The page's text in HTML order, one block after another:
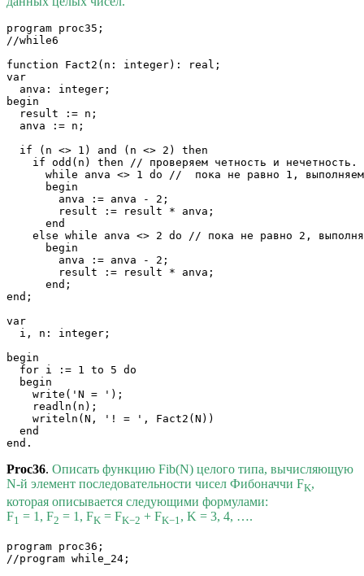
program proc35;
//while6
function Fact2(n: integer): real;
var
  anva: integer;
begin
  result := n;
  anva := n;
  if (n <> 1) and (n <> 2) then
if odd(n) then // проверяем четность и
while anva <> 1 do //  пока не равно 1,
      begin
        anva := anva - 2;
        result := result * anva;
      end
else while anva <> 2 do // пока не равно 2,
      begin
        anva := anva - 2;
        result := result * anva;
      end;
end;
var
  i, n: integer;
begin
  for i := 1 to 5 do
  begin
    write('N = ');
    readln(n);
    writeln(N, '! = ', Fact2(N))
  end
Proc36. Описать функцию Fib(N) целого типа, вычисляющую
N-й элемент последовательности чисел Фибоначчи FK,
которая описывается следующими формулами:
F1 = 1, F2 = 1, FK = FK−2 + FK−1, K = 3, 4, ….
program proc36;
//program while_24;